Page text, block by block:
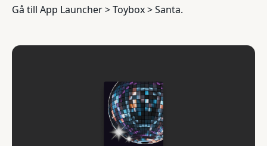
Gå till App Launcher > Toybox > Santa.